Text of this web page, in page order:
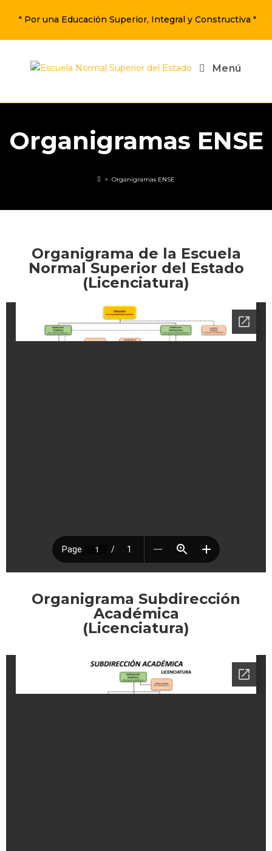
" Por una Educación Superior, Integral y Constructiva "
Menú
Organigramas ENSE
> Organigramas ENSE
Organigrama de la Escuela
Normal Superior del Estado
(Licenciatura)
Organigrama Subdirección
Académica
(Licenciatura)